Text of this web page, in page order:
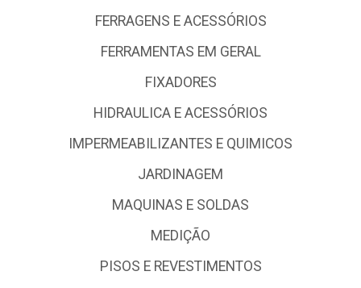
FERRAGENS E ACESSÓRIOS
FERRAMENTAS EM GERAL
FIXADORES
HIDRAULICA E ACESSÓRIOS
IMPERMEABILIZANTES E QUIMICOS
JARDINAGEM
MAQUINAS E SOLDAS
MEDIÇÃO
PISOS E REVESTIMENTOS